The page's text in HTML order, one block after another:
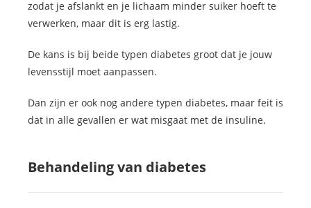
zodat je afslankt en je lichaam minder suiker hoeft te
verwerken, maar dit is erg lastig.
De kans is bij beide typen diabetes groot dat je jouw
levensstijl moet aanpassen.
Dan zijn er ook nog andere typen diabetes, maar feit is
dat in alle gevallen er wat misgaat met de insuline.
Behandeling van diabetes